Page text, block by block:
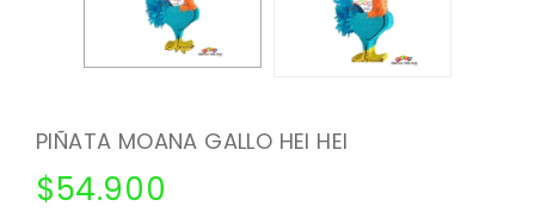
PIÑATA MOANA GALLO HEI HEI
$54.900